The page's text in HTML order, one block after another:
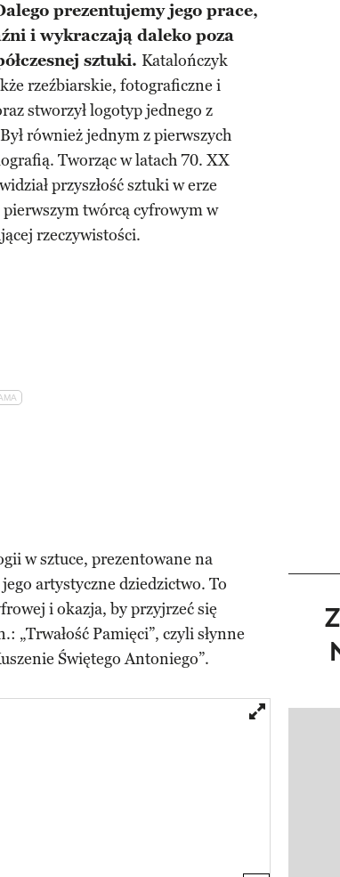
prezentujemy jego prace,
i wykraczają daleko poza
sztuki. Katalończyk
rzeźbiarskie, fotograficzne i
stworzył logotyp jednego z
również jednym z pierwszych
Tworząc w latach 70. XX
przyszłość sztuki w erze
twórcą cyfrowym w
rzeczywistości.
w sztuce, prezentowane na
artystyczne dziedzictwo. To
i okazja, by przyjrzeć się
Pamięci”, czyli słynne
Świętego Antoniego”.